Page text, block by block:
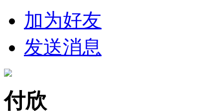
加为好友
发送消息
付欣